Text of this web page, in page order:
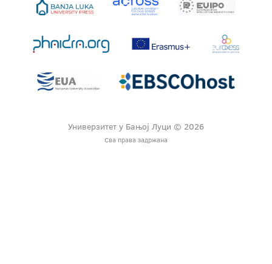
Универзитет у Бањој Луци © 2026
Сва права задржана